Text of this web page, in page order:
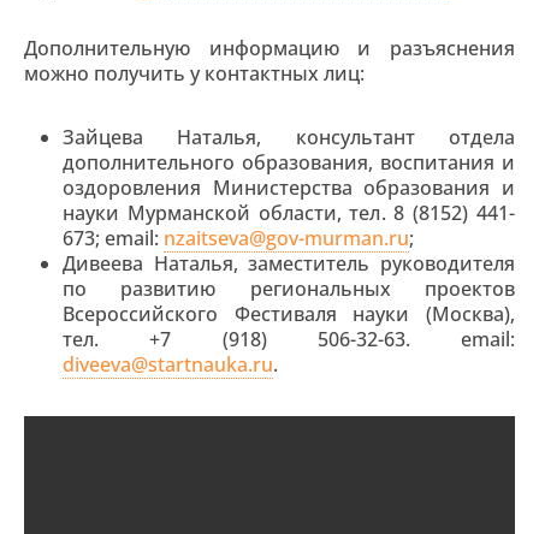
Дополнительную информацию и разъяснения
можно получить у контактных лиц:
Зайцева Наталья, консультант отдела
дополнительного образования, воспитания и
оздоровления Министерства образования и
науки Мурманской области, тел. 8 (8152) 441-
673; email: nzaitseva@gov-murman.ru;
Дивеева Наталья, заместитель руководителя
по развитию региональных проектов
Всероссийского Фестиваля науки (Москва),
тел. +7 (918) 506-32-63. email:
diveeva@startnauka.ru.